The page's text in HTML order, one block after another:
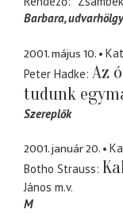
Barbara
2001. május 10.
Peter Hadke Az
tudunk
Szereplők
2001. január 20.
Botho Strauss
János m.v.
M